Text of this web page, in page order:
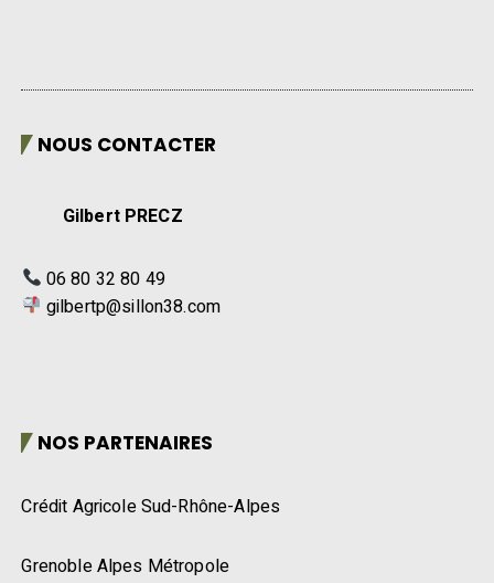
NOUS CONTACTER
Gilbert PRECZ
06 80 32 80 49
gilbertp@sillon38.com
NOS PARTENAIRES
Crédit Agricole Sud-Rhône-Alpes
Grenoble Alpes Métropole